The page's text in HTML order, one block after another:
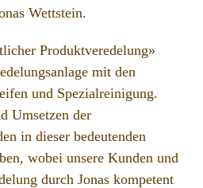
Wettstein.
Produktveredelung»
mit den
und Spezialreinigung.
Umsetzen der
in dieser bedeutenden
wobei unsere Kunden und
durch Jonas kompetent